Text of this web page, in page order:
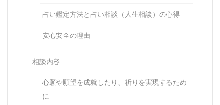
占い鑑定方法と占い相談（人生相談）の心得
安心安全の理由
相談内容
心願や願望を成就したり、祈りを実現するため
に